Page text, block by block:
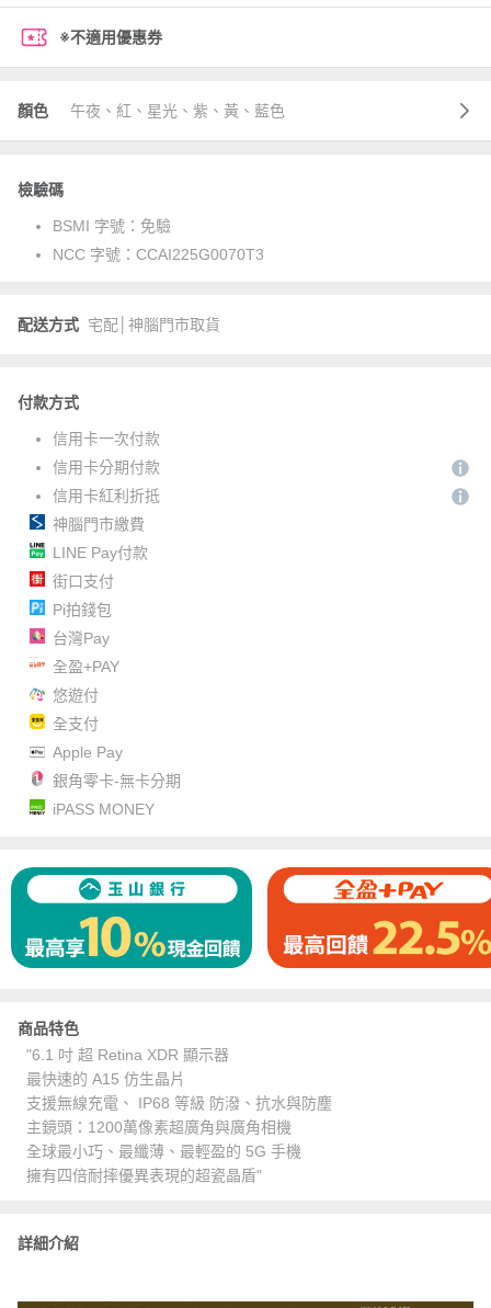
※不適用優惠券
顏色 午夜、紅、星光、紫、黃、藍色
檢驗碼
BSMI 字號： 免驗
NCC 字號： CCAI225G0070T3
配送方式 宅配│神腦門市取貨
付款方式
信用卡一次付款
信用卡分期付款
信用卡紅利折抵
神腦門市繳費
LINE Pay付款
街口支付
Pi拍錢包
台灣Pay
全盈+PAY
悠遊付
全支付
Apple Pay
銀角零卡-無卡分期
iPASS MONEY
商品特色
"6.1 吋 超 Retina XDR 顯示器
最快速的 A15 仿生晶片
支援無線充電、 IP68 等級 防潑、抗水與防塵
主鏡頭：1200萬像素超廣角與廣角相機
全球最小巧、最纖薄、最輕盈的 5G 手機
擁有四倍耐摔優異表現的超瓷晶盾"
詳細介紹